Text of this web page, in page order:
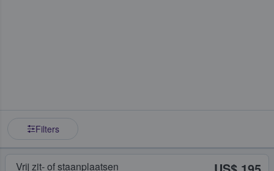
Filters
Vrij zit- of staanplaatsen